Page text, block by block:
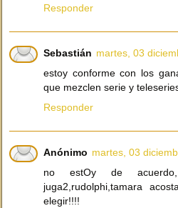
Responder
Sebastián martes, 03
estoy conforme con los
que mezclen serie y
Responder
Anónimo martes, 03
no estOy de
juga2,rudolphi,tamara
elegir!!!!